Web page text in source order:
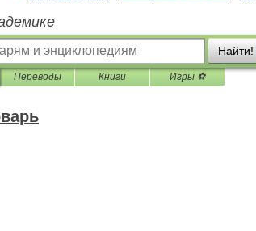
Найти!
Переводы Книги Игры ⚽